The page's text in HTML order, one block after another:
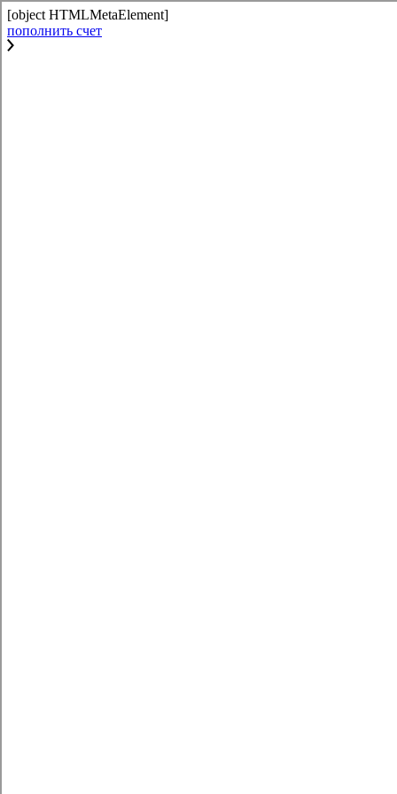
[object HTMLMetaElement]
пополнить счет